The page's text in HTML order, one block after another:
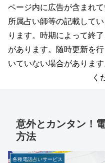
ページ内に広告が含まれ
所属占い師等の記載して
ります。時期によって終
があります。随時更新を
いていない場合がありま
く
意外とカンタン！
方法
各種電話占いサービス